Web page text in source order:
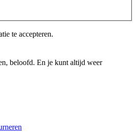
te accepteren.
beloofd. En je kunt altijd weer